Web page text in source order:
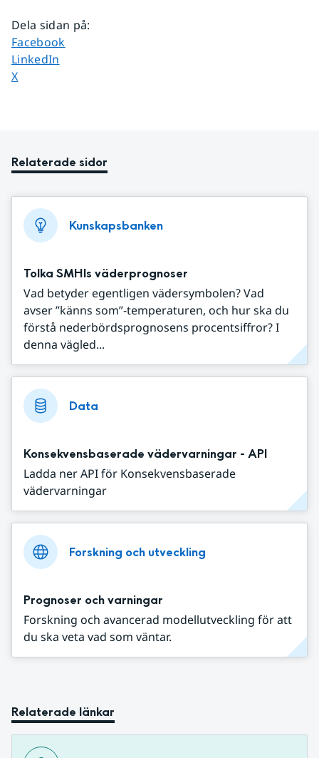
Dela sidan på:
Dela sidan på
Facebook
Dela sidan på
LinkedIn
Dela sidan på
X
Relaterade sidor
Kunskapsbanken
Tolka SMHIs väderprognoser
Vad betyder egentligen vädersymbolen? Vad
avser ”känns som”-temperaturen, och hur ska du
förstå nederbördsprognosens procentsiffror? I
denna vägled...
Data
Konsekvensbaserade vädervarningar - API
Ladda ner API för Konsekvensbaserade
vädervarningar
Forskning och utveckling
Prognoser och varningar
Forskning och avancerad modellutveckling för att
du ska veta vad som väntar.
Relaterade länkar